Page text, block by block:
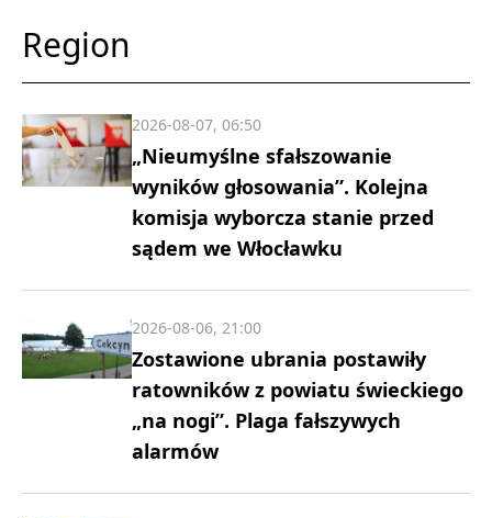
Region
„Nieumyślne sfałszowanie
wyników głosowania”. Kolejna
komisja wyborcza stanie przed
sądem we Włocławku
2026-08-07, 06:50
Zostawione ubrania postawiły
ratowników z powiatu świeckiego
„na nogi”. Plaga fałszywych
alarmów
2026-08-06, 21:00